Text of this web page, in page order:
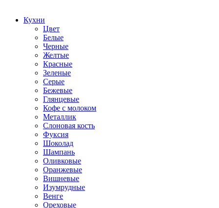
Кухни
Цвет
Белые
Черные
Желтые
Красные
Зеленые
Серые
Бежевые
Глянцевые
Кофе с молоком
Металлик
Слоновая кость
Фуксия
Шоколад
Шампань
Оливковые
Оранжевые
Вишневые
Изумрудные
Венге
Ореховые